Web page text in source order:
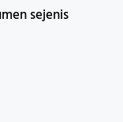
sejenis